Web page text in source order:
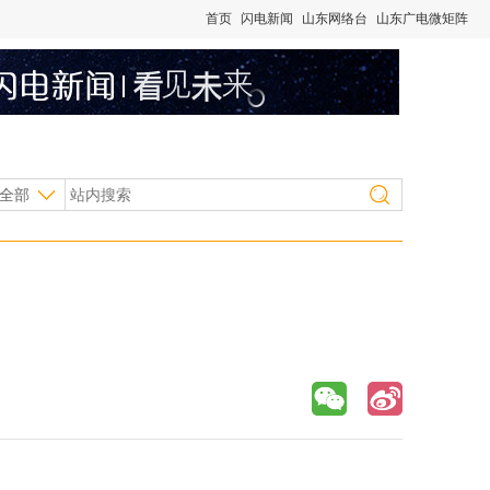
首页 闪电新闻 山东网络台 山东广电微矩阵
部